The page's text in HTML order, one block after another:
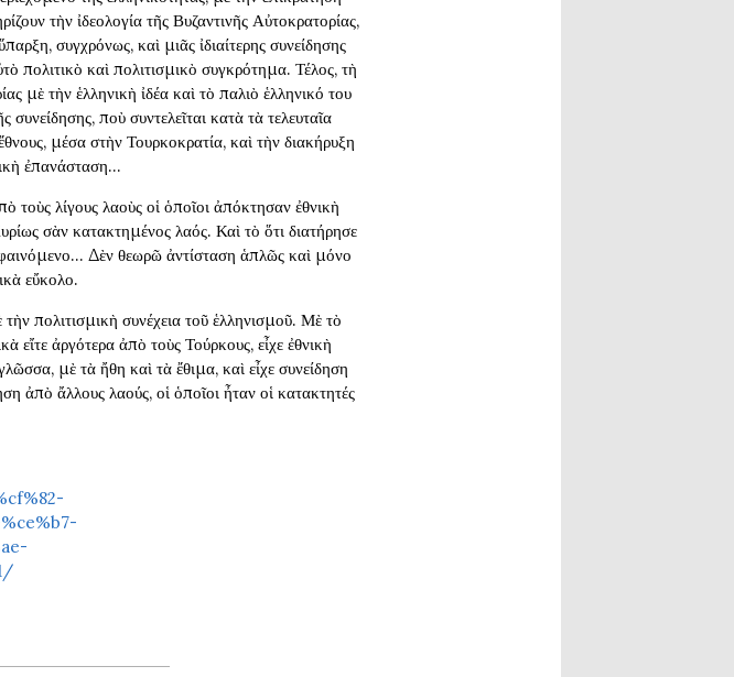
τὴν ἰδεολογία τῆς Βυζαντινῆς Αὐτοκρατορίας,
συγχρόνως, καὶ μιᾶς ἰδιαίτερης συνείδησης
πολιτικὸ καὶ πολιτισμικὸ συγκρότημα. Τέλος, τὴ
μὲ τὴν ἑλληνικὴ ἰδέα καὶ τὸ παλιὸ ἑλληνικό του
ποὺ συντελεῖται κατὰ τὰ τελευταῖα
μέσα στὴν Τουρκοκρατία, καὶ τὴν διακήρυξη
ἐπανάσταση…
τοὺς λίγους λαοὺς οἱ ὁποῖοι ἀπόκτησαν ἐθνικὴ
σὰν κατακτημένος λαός. Καὶ τὸ ὅτι διατήρησε
φαινόμενο… Δὲν θεωρῶ ἀντίσταση ἁπλῶς καὶ μόνο
εὔκολο.
πολιτισμικὴ συνέχεια τοῦ ἑλληνισμοῦ. Μὲ τὸ
εἴτε ἀργότερα ἀπὸ τοὺς Τούρκους, εἶχε ἐθνικὴ
μὲ τὰ ἤθη καὶ τὰ ἔθιμα, καὶ εἶχε συνείδηση
ἀπὸ ἄλλους λαούς, οἱ ὁποῖοι ἦταν οἱ κατακτητές